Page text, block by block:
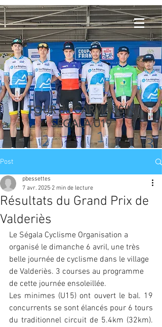
TOUR du CARMAUSIN
SEGALA U19
Post
Résultats du Grand Prix de
Valderiès
pbessettes
7 avr. 2025 2 min de lecture
Le Ségala Cyclisme Organisation a
organisé le dimanche 6 avril, une très
belle journée de cyclisme dans le village
de Valderiès. 3 courses au programme
de cette journée ensoleillée.
Les minimes (U15) ont ouvert le bal. 19
concurrents se sont élancés pour 6 tours
du traditionnel circuit de 5.4km (32km).